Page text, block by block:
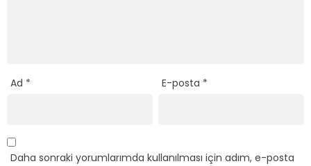
Ad * E-posta *
Daha sonraki yorumlarımda kullanılması için adım, e-posta